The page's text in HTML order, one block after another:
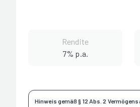
Rendite
7% p.a.
Hinweis gemäß § 12 Abs. 2